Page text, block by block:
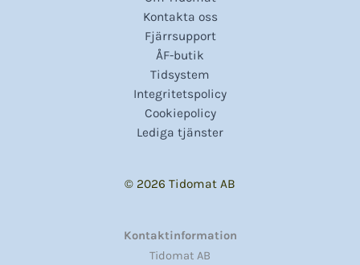
Kontakta oss
Fjärrsupport
ÅF-butik
Tidsystem
Integritetspolicy
Cookiepolicy
Lediga tjänster
© 2026 Tidomat AB
Kontaktinformation
Tidomat AB